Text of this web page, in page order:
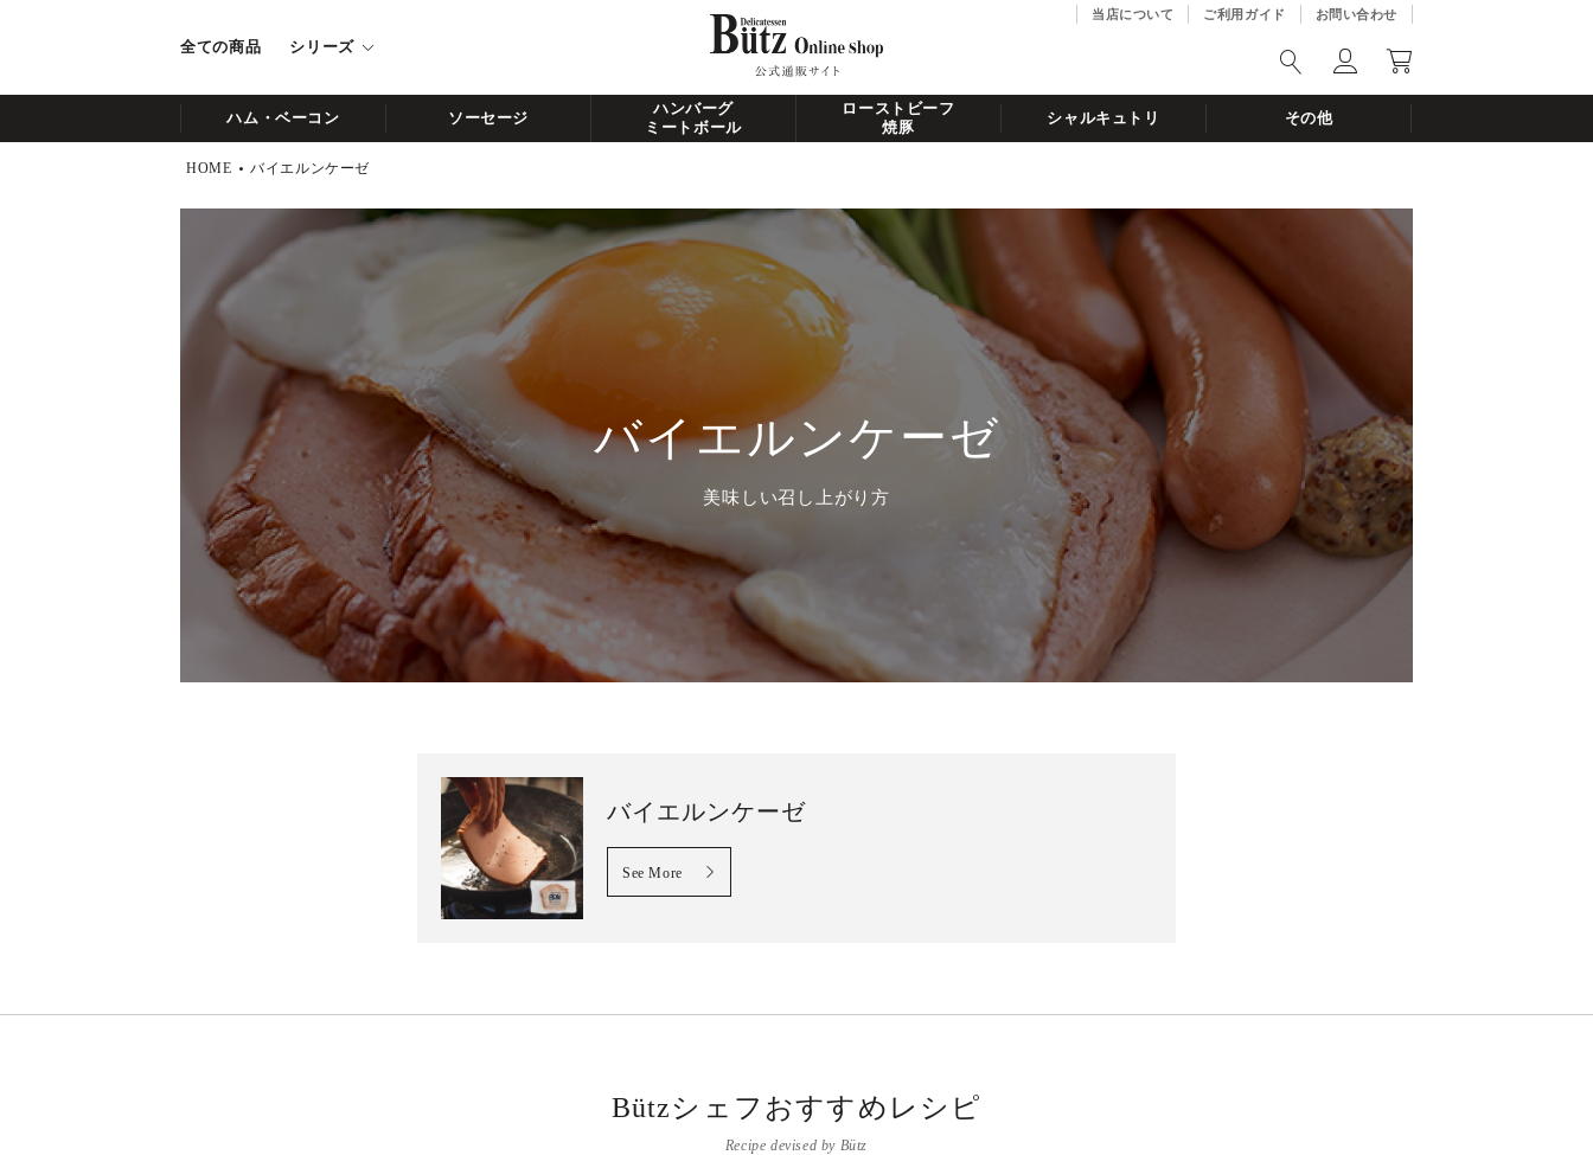
全ての商品 シリーズ
当店について ご利用ガイド お問い合わせ
ハム・ベーコン ソーセージ
ハンバーグ
ミートボール
ローストビーフ
焼豚
シャルキュトリ その他
HOME バイエルンケーゼ
バイエルンケーゼ
美味しい召し上がり方
バイエルンケーゼ
See More
Bützシェフおすすめレシピ
Recipe devised by Bütz